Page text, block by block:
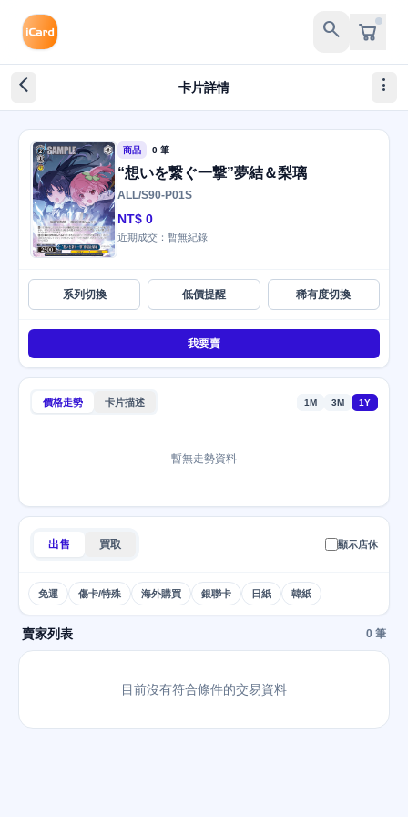
search
arrow_back_ios_new 卡片詳情 more_vert
商品 0 筆
“想いを繋ぐ一撃”夢結＆梨璃
ALL/S90-P01S
NT$ 0
近期成交：暫無紀錄
系列切換 低價提醒 稀有度切換
我要賣
價格走勢 卡片描述 1M 3M 1Y
暫無走勢資料
出售 買取 顯示店休
免運 傷卡/特殊 海外購買 銀聯卡 日紙 韓紙
賣家列表 0 筆
目前沒有符合條件的交易資料